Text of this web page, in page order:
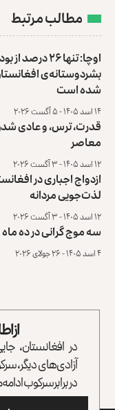
مطالب مرتبط
اوچا: تنها ۲۶
شده است
۱۴ اسد ۱۴۰۵ - ۵ آگست ۲۰۲۶
قدرت، ترس، و عادی
معاصر
۱۲ اسد ۱۴۰۵ - ۳ آگست ۲۰۲۶
ازدواج اجباری در
لذت‌جویی مردانه
۱۲ اسد ۱۴۰۵ - ۳ آگست ۲۰۲۶
سه موج گرانی در ده ماه
۴ اسد ۱۴۰۵ - ۲۶ جولای ۲۰۲۶
از
در افغانستان،
آزادی‌های دیگر،
در برابر سرکوب